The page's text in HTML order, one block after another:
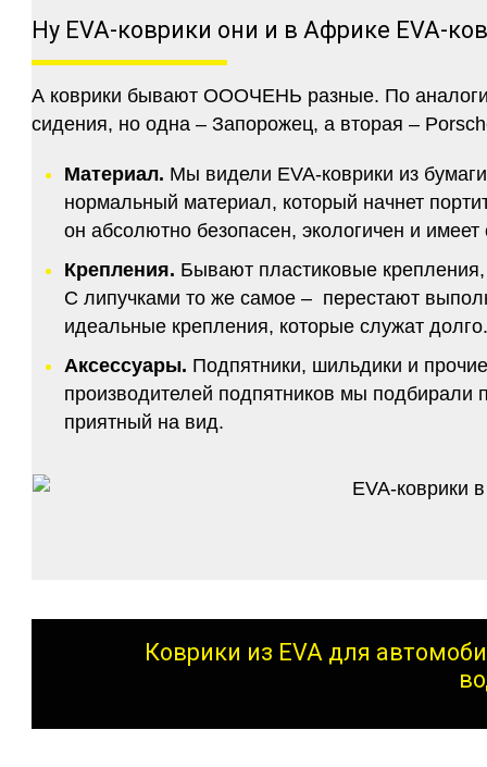
Ну EVA-коврики они и в Африке EVA-
А коврики бывают ОООЧЕНЬ разные. По
сидения, но одна – Запорожец, а вторая –
Материал. Мы видели EVA-коврики из
нормальный материал, который начнет
он абсолютно безопасен, экологичен и
Крепления. Бывают пластиковые
С липучками то же самое – перестают
идеальные крепления, которые служат
Аксессуары. Подпятники, шильдики и
производителей подпятников мы подбирали
приятный на вид.
Коврики из EVA для